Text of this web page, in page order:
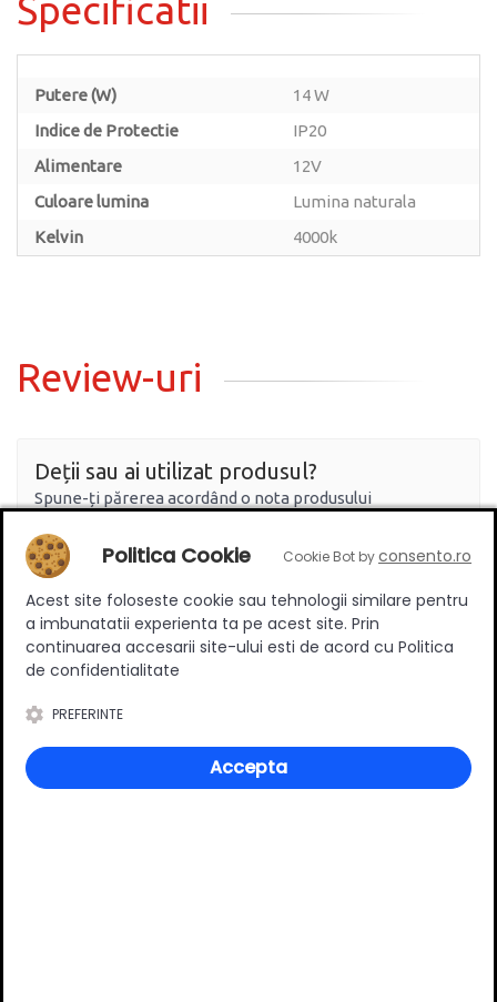
Specificatii
Putere (W)
14 W
Indice de Protectie
IP20
Alimentare
12V
Culoare lumina
Lumina naturala
Kelvin
4000k
Review-uri
Deții sau ai utilizat produsul?
Spune-ți părerea acordând o nota produsului
Adaugă un review
Ratingul general al produsului
Politica Cookie Cookie Bot byconsento.ro
Acest site foloseste cookie sau tehnologii similare pentru
a imbunatatii experienta ta pe acest site. Prin
continuarea accesarii site-ului esti de acord cu Politica
de confidentialitate
PREFERINTE
Accepta